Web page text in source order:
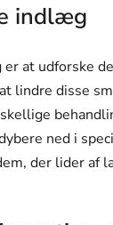
indlæg
at udforske
lindre disse
ned i
der lider af